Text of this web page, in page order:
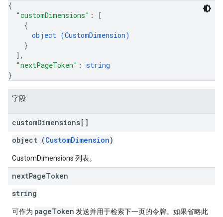
{
"customDimensions" :
[
{
object (CustomDimension)
}
] ,
"nextPageToken" : string
}
字段
customDimensions[]
object (CustomDimension)
CustomDimensions 列表。
nextPageToken
string
可作为 pageToken 发送并用于检索下一页的令牌。如果省略此